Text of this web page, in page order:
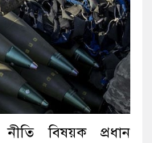
নীতি বিষয়ক প্রধান